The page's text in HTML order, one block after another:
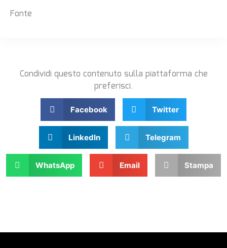
Fonte
Condividi questo contenuto sulla piattaforma che
preferisci.
Facebook Twitter
LinkedIn Telegram
WhatsApp Email Stampa